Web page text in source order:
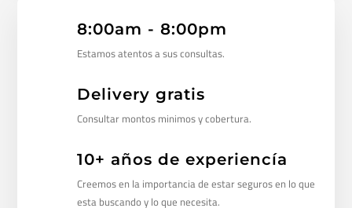
8:00am - 8:00pm
Estamos atentos a sus consultas.
Delivery gratis
Consultar montos minimos y cobertura.
10+ años de experiencía
Creemos en la importancia de estar seguros en lo que
esta buscando y lo que necesita.